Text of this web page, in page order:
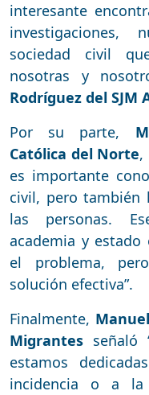
interesante
investigaciones,
sociedad civil
nosotras y
Rodríguez del SJM
Por su parte,
Católica del Norte,
es importante
civil, pero también
las personas.
academia y
el problema,
solución efectiva”.
Finalmente,
Migrantes señaló
estamos
incidencia o a la